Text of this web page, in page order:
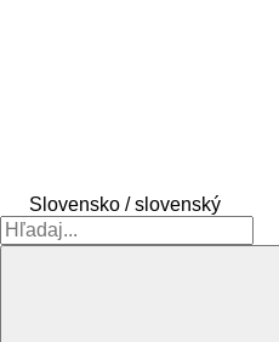
Slovensko / slovenský